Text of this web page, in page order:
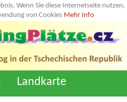
Wenn Sie diese Internetseite nutzen,
von Cookies Mehr Info
Landkarte